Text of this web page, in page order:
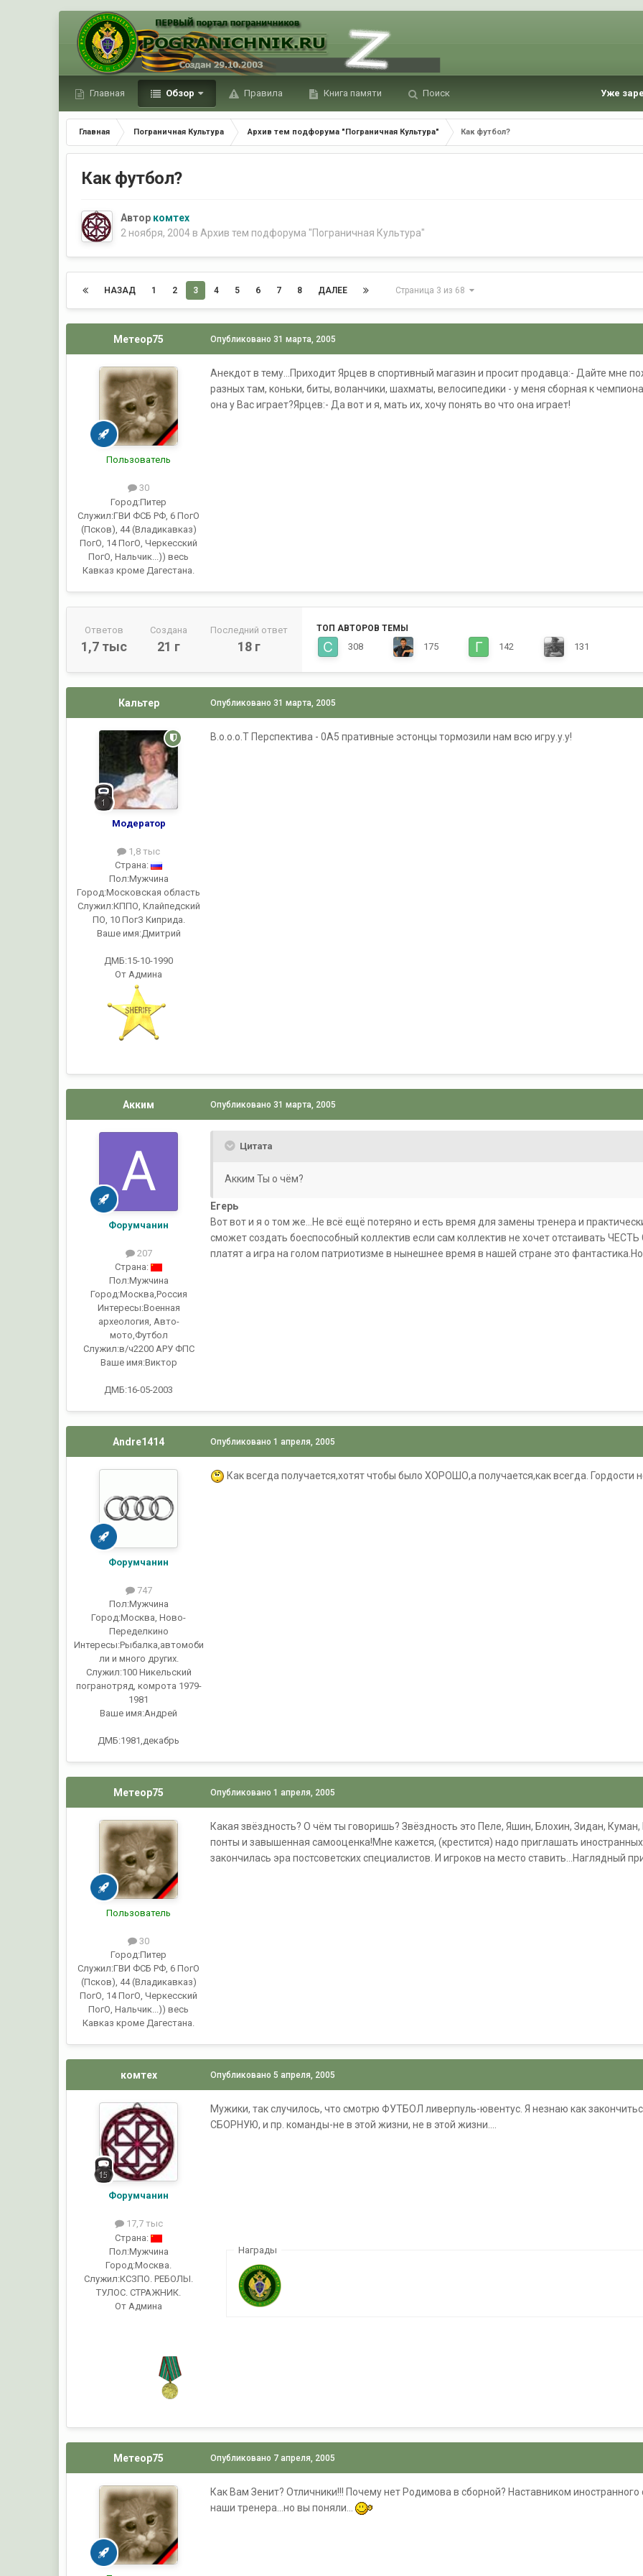
Главная Обзор Правила Книга памяти Поиск Уже
Главная Пограничная Культура Архив тем подфорума "Пограничная Культура" Как футбол?
Как футбол?
Автор комтех
2 ноября, 2004 вАрхив тем подфорума "Пограничная Культура"
НАЗАД 1 2 3 4 5 6 7 8 ДАЛЕЕ Страница 3 из 68
Метеор75
Пользователь
30
Город:Питер
Служил:ГВИ ФСБ РФ, 6 ПогО
(Псков), 44 (Владикавказ)
ПогО, 14 ПогО, Черкесский
ПогО, Нальчик...)) весь
Кавказ кроме Дагестана.
Опубликовано 31 марта, 2005
Анекдот в тему...Приходит Ярцев в спортивный магазин и просит продавца:- Дайте мне
разных там, коньки, биты, воланчики, шахматы, велосипедики - у меня сборная к
она у Вас играет?Ярцев:- Да вот и я, мать их, хочу понять во что она играет!
Ответов
1,7 тыс
Создана
21 г
Последний ответ
18 г
ТОП АВТОРОВ ТЕМЫ
308 175 142 131
Кальтер
Модератор
1,8 тыс
Страна:
Пол:Мужчина
Город:Московская область
Служил:КППО, Клайпедский
ПО, 10 ПогЗ Киприда.
Ваше имя:Дмитрий
ДМБ:15-10-1990
От Админа
Опубликовано 31 марта, 2005
В.о.о.о.Т Перспектива - 0А5 пративные эстонцы тормозили нам всю игру.у.у!
Акким
Форумчанин
207
Страна:
Пол:Мужчина
Город:Москва,Россия
Интересы:Военная
археология, Авто-
мото,Футбол
Служил:в/ч2200 АРУ ФПС
Ваше имя:Виктор
ДМБ:16-05-2003
Опубликовано 31 марта, 2005
Цитата
Акким Ты о чём?
Егерь
Вот вот и я о том же...Не всё ещё потеряно и есть время для замены тренера и
сможет создать боеспособный коллектив если сам коллектив не хочет отстаивать
платят а игра на голом патриотизме в нынешнее время в нашей стране это
Andre1414
Форумчанин
747
Пол:Мужчина
Город:Москва, Ново-
Переделкино
Интересы:Рыбалка,автомоби
ли и много других.
Служил:100 Никельский
погранотряд, комрота 1979-
1981
Ваше имя:Андрей
ДМБ:1981,декабрь
Опубликовано1 апреля, 2005
Как всегда получается,хотят чтобы было ХОРОШО,а получается,как всегда. Гордости
Метеор75
Пользователь
30
Город:Питер
Служил:ГВИ ФСБ РФ, 6 ПогО
(Псков), 44 (Владикавказ)
ПогО, 14 ПогО, Черкесский
ПогО, Нальчик...)) весь
Кавказ кроме Дагестана.
Опубликовано1 апреля, 2005
Какая звёздность? О чём ты говоришь? Звёздность это Пеле, Яшин, Блохин, Зидан,
понты и завышенная самооценка!Мне кажется, (крестится) надо приглашать
закончилась эра постсоветских специалистов. И игроков на место ставить...Наглядный
комтех
Форумчанин
17,7 тыс
Страна:
Пол:Мужчина
Город:Москва.
Служил:КСЗПО. РЕБОЛЫ.
ТУЛОС. СТРАЖНИК.
От Админа
Опубликовано5 апреля, 2005
Мужики, так случилось, что смотрю ФУТБОЛ ливерпуль-ювентус. Я незнаю как
СБОРНУЮ, и пр. команды-не в этой жизни, не в этой жизни....
Награды
Метеор75 Опубликовано 7 апреля, 2005
Как Вам Зенит? Отличники!!! Почему нет Родимова в сборной? Наставником
наши тренера...но вы поняли...